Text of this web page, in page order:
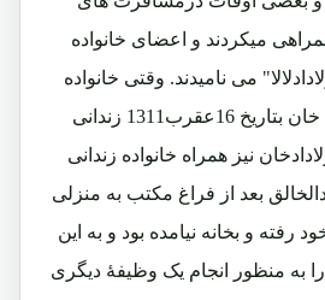
میکردند و اعضای خانواده
می نامیدند. وقتی خانواده
ما بعد از قتل غلام نبی خان بتاریخ 16عقرب1311 زندانی
نیز همراه خانواده زندانی
بعد از فراغ مکتب به منزلی
رفته و بخانه نیامده بود و به این
به منظور انجام یک وظیفۀ دیگری